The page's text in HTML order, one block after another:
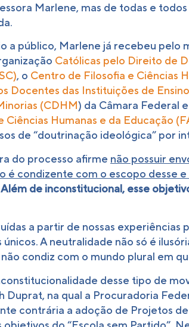
Marlene, mas de todas e
a público, Marlene já recebeu
Católicas pelo Direito de
, o Centro de Filosofia e Ciências
Docentes das Instituições de
(CDHM) da Câmara Federal
Ciências Humanas e da Educação
de “doutrinação ideológica” por
do processo afirme não possuir
é condizente com o escopo desse
Além de inconstitucional, esse
a partir de nossas experiências
únicos. A neutralidade não só é
condiz com o mundo plural em
desse tipo de
Duprat, na qual a Procuradoria
contrária a adoção de Projetos